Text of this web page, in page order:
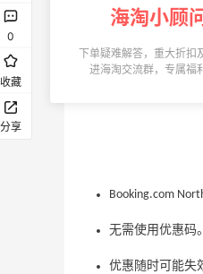
Booking.com
无需使用优惠码。
优惠随时可能失
0
收藏
分享
海淘小顾
下单疑难解答，重大折扣
进海淘交流群，专属福